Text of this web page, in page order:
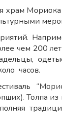
чем 200
часов.
Толпа